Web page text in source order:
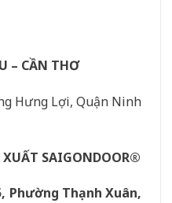
– CẦN THƠ
Hưng Lợi, Quận Ninh
SAIGONDOOR®
Phường Thạnh Xuân,